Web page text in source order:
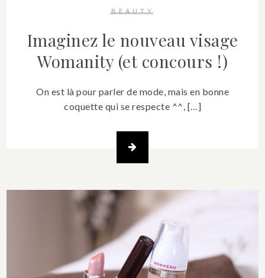
BEAUTY
Imaginez le nouveau visage
Womanity (et concours !)
On est là pour parler de mode, mais en bonne
coquette qui se respecte ^^, […]